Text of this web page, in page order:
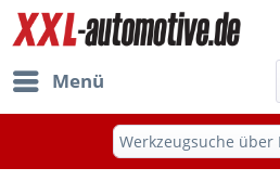
Menü
Werkzeugsuche über